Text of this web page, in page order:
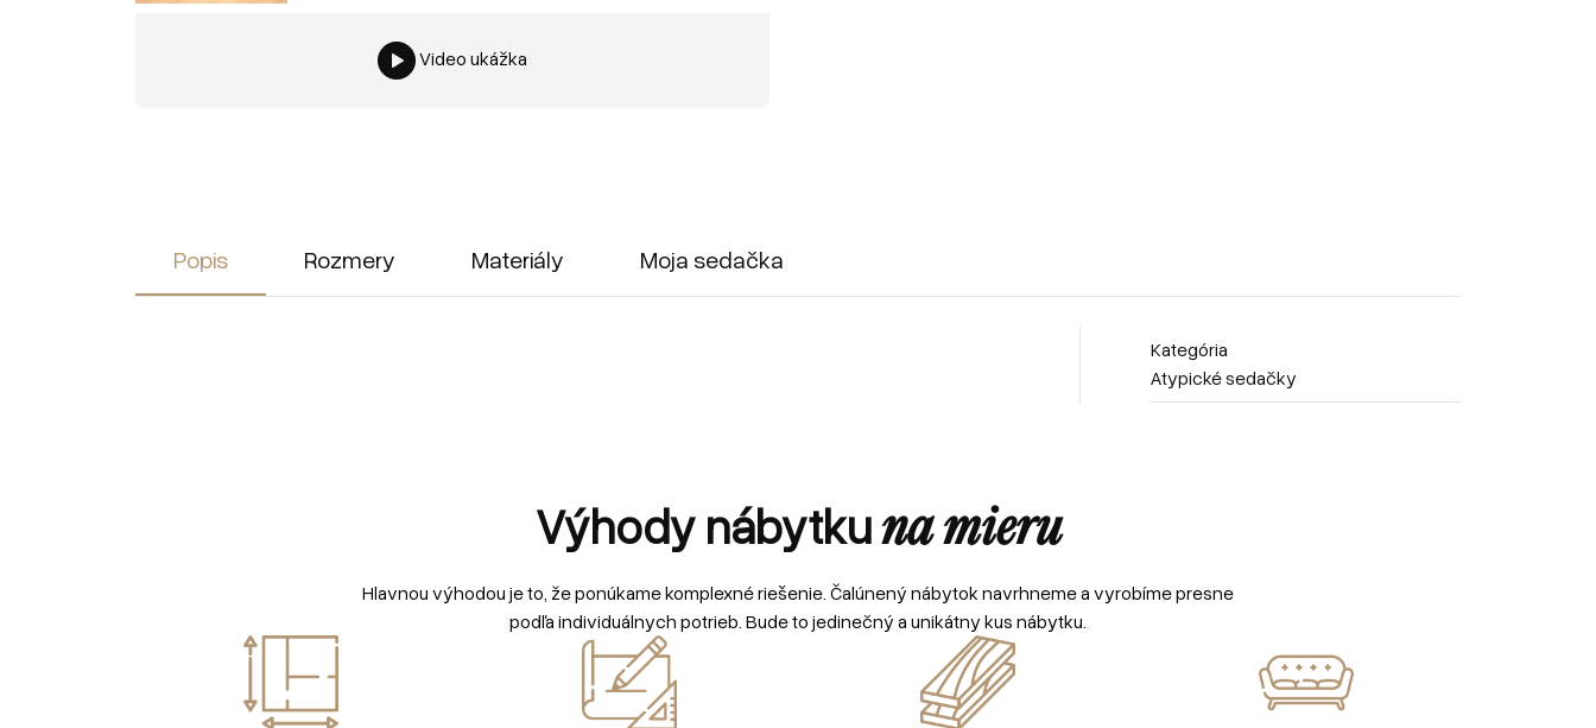
Video ukážka
Popis Rozmery Materiály Moja sedačka
Kategória
Atypické sedačky
Výhody nábytkuna mieru
Hlavnou výhodou je to, že ponúkame komplexné riešenie. Čalúnený nábytok navrhneme a vyrobíme presne
podľa individuálnych potrieb. Bude to jedinečný a unikátny kus nábytku.